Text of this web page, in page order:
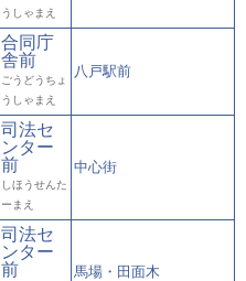
うしゃまえ
合同庁
舎前
ごうどうちょ
うしゃまえ
八戸駅前
司法セ
ンター
前
しほうせんた
ーまえ
中心街
司法セ
ンター
前
馬場・田面木